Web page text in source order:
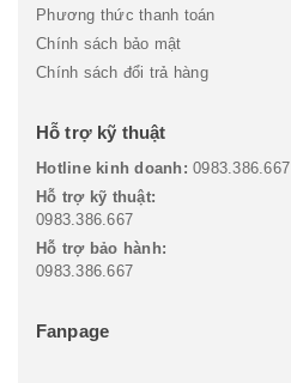
Phương thức thanh toán
Chính sách bảo mật
Chính sách đổi trả hàng
Hỗ trợ kỹ thuật
Hotline kinh doanh: 0983.386.667
Hỗ trợ kỹ thuật:
0983.386.667
Hỗ trợ bảo hành:
0983.386.667
Fanpage